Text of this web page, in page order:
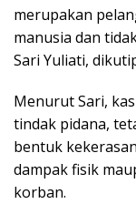
merupakan
manusia dan
Sari Yuliati,
Menurut Sari,
tindak pidana,
bentuk
dampak fisik
korban.